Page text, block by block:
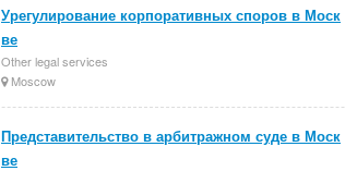
Урегулирование корпоративных споров в Моск
ве
Other legal services
Moscow
Представительство в арбитражном суде в Моск
ве